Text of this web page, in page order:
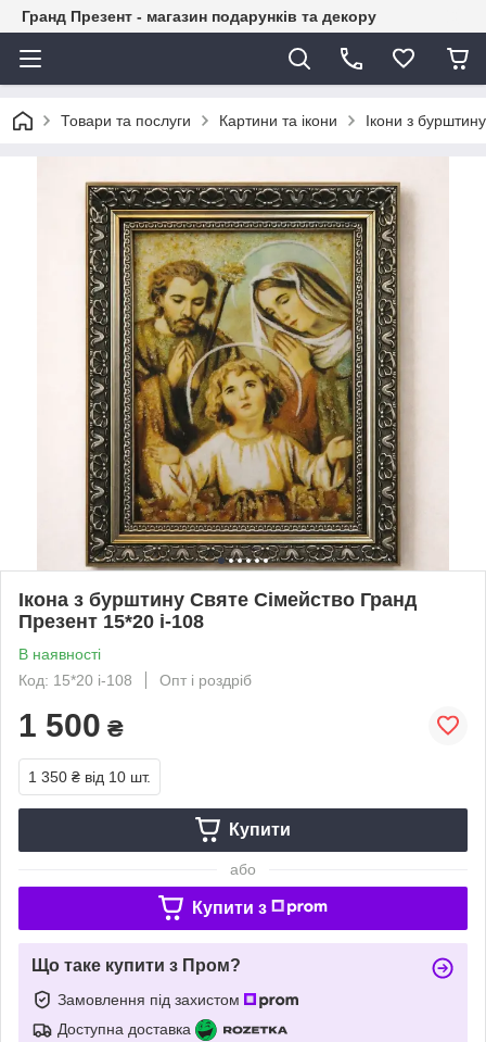
Гранд Презент - магазин подарунків та декору
Товари та послуги Картини та ікони Ікони з бурштину
Ікона з бурштину Святе Сімейство Гранд
Презент 15*20 і-108
В наявності
Код: 15*20 і-108
Опт і роздріб
1 500 ₴
1 350 ₴ від 10 шт.
Купити
або
Купити з
Що таке купити з Пром?
Замовлення під захистом
Доступна доставка